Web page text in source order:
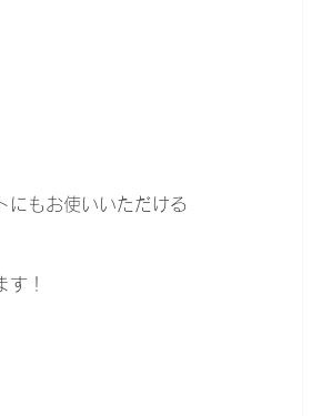
にもお使いいただける
！